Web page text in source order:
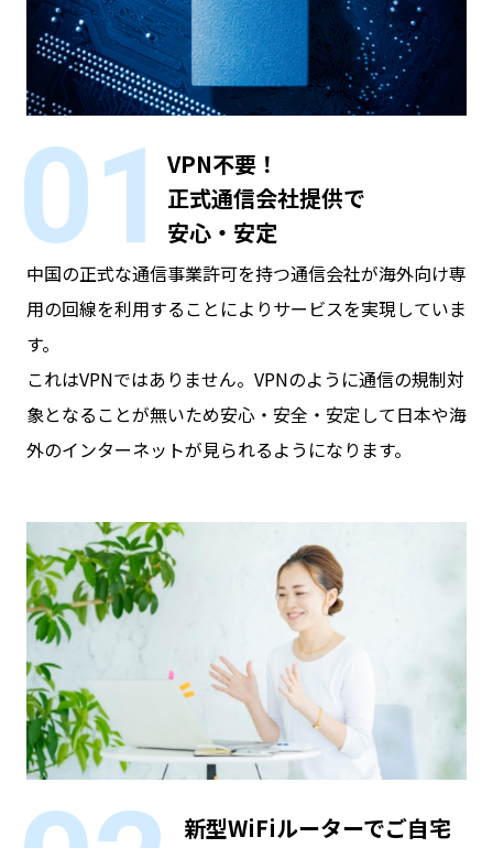
01VPN不要！
正式通信会社提供で
安心・安定
中国の正式な通信事業許可を持つ通信会社が海外向け専
用の回線を利用することによりサービスを実現していま
す。
これはVPNではありません。VPNのように通信の規制対
象となることが無いため安心・安全・安定して日本や海
外のインターネットが見られるようになります。
新型WiFiルーターでご自宅